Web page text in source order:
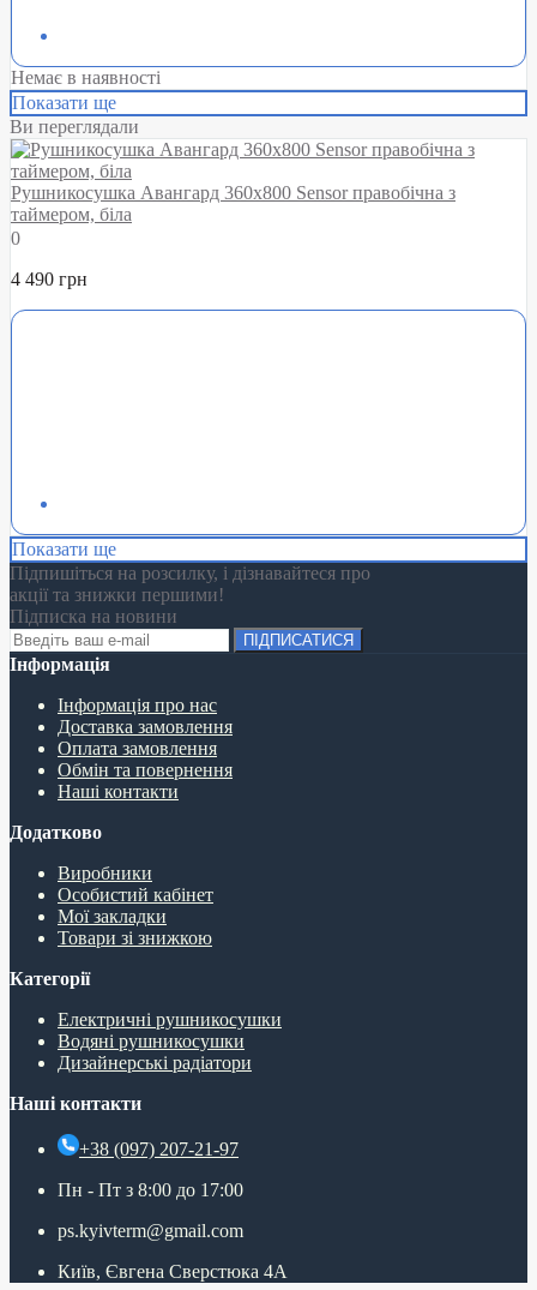
Немає в наявності
Показати ще
Ви переглядали
Рушникосушка Авангард 360х800 Sensor правобічна з
таймером, біла
0
4 490 грн
Показати ще
Підпишіться на розсилку, і дізнавайтеся про
акції та знижки першими!
Підписка на новини
ПІДПИСАТИСЯ
Інформація
Інформація про нас
Доставка замовлення
Оплата замовлення
Обмін та повернення
Наші контакти
Додатково
Виробники
Особистий кабінет
Мої закладки
Товари зі знижкою
Категорії
Електричні рушникосушки
Водяні рушникосушки
Дизайнерські радіатори
Наші контакти
+38 (097) 207-21-97
Пн - Пт з 8:00 до 17:00
ps.kyivterm@gmail.com
Київ, Євгена Сверстюка 4А